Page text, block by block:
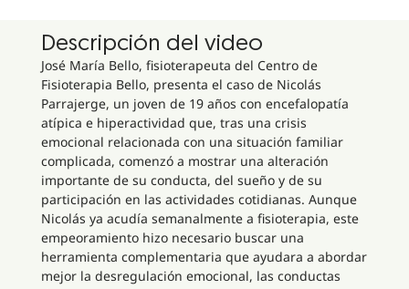
Descripción del video
José María Bello, fisioterapeuta del Centro de
Fisioterapia Bello, presenta el caso de Nicolás
Parrajerge, un joven de 19 años con encefalopatía
atípica e hiperactividad que, tras una crisis
emocional relacionada con una situación familiar
complicada, comenzó a mostrar una alteración
importante de su conducta, del sueño y de su
participación en las actividades cotidianas. Aunque
Nicolás ya acudía semanalmente a fisioterapia, este
empeoramiento hizo necesario buscar una
herramienta complementaria que ayudara a abordar
mejor la desregulación emocional, las conductas